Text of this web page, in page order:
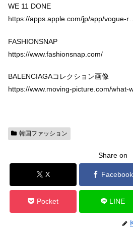
WE 11 DONE
https://apps.apple.com/jp/app/vogue-r…
FASHIONSNAP
https://www.fashionsnap.com/
BALENCIAGAコレクション画像
https://www.moving-picture.com/what-
韓国ファッション
Share on
X Facebook
Pocket LINE